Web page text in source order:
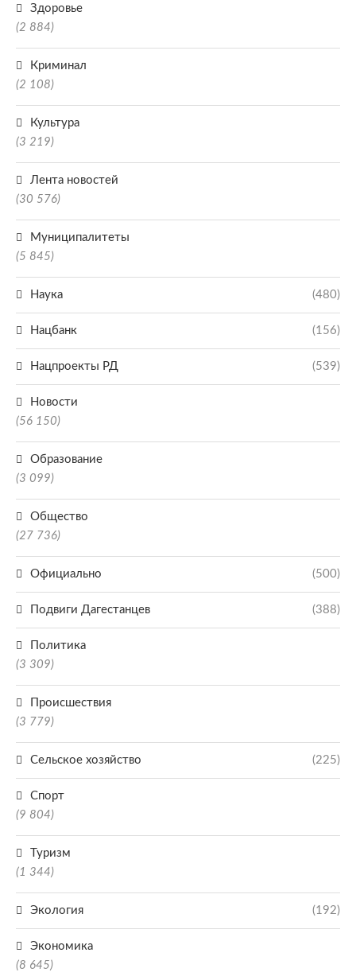
Здоровье
(2 884)
Криминал
(2 108)
Культура
(3 219)
Лента новостей
(30 576)
Муниципалитеты
(5 845)
Наука (480)
Нацбанк (156)
Нацпроекты РД (539)
Новости
(56 150)
Образование
(3 099)
Общество
(27 736)
Официально (500)
Подвиги Дагестанцев (388)
Политика
(3 309)
Происшествия
(3 779)
Сельское хозяйство (225)
Спорт
(9 804)
Туризм
(1 344)
Экология (192)
Экономика
(8 645)